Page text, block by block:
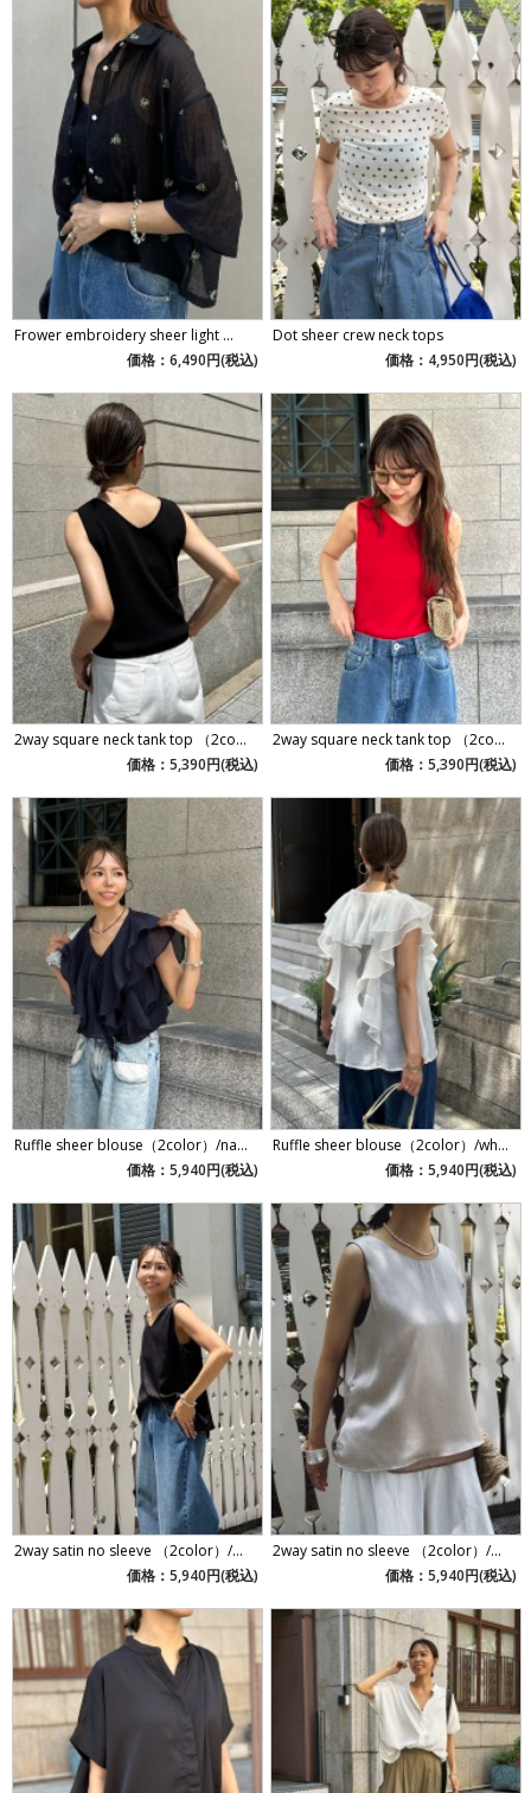
Frower embroidery sheer light ...
価格：6,490円(税込)
Dot sheer crew neck tops
価格：4,950円(税込)
2way square neck tank top （2co...
価格：5,390円(税込)
2way square neck tank top （2co...
価格：5,390円(税込)
Ruffle sheer blouse（2color）/na...
価格：5,940円(税込)
Ruffle sheer blouse（2color）/wh...
価格：5,940円(税込)
2way satin no sleeve （2color）/...
価格：5,940円(税込)
2way satin no sleeve （2color）/...
価格：5,940円(税込)